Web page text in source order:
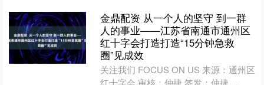
金鼎配资 从一个人的坚守 到一群
人的事业——江苏省南通市通州区
红十字会打造打造“15分钟急救
圈”见成效
关注我们 FOCUS ON US 来源：通州区